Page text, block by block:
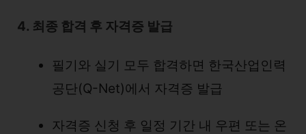
4. 최종 합격 후 자격증 발급
필기와 실기 모두 합격하면 한국산업인력
공단(Q-Net)에서 자격증 발급
자격증 신청 후 일정 기간 내 우편 또는 온